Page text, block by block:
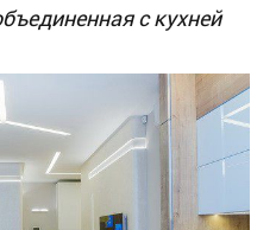
с кухней